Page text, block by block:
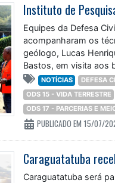
Equipes da Defesa
acompanharam os
geólogo, Lucas
Bastos, em visita aos
NOTÍCIAS DEFESA
ODS 15 - VIDA TERRESTRE
ODS 17 - PARCERIAS E
PUBLICADO EM 15/07/
Caraguatatuba será